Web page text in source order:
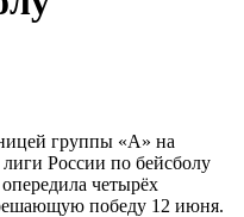
группы «А» на
России по бейсболу
четырёх
победу 12 июня.